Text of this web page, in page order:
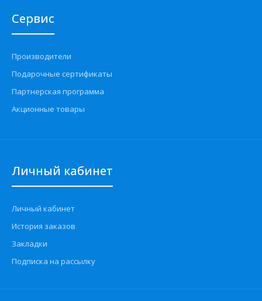
Сервис
Производители
Подарочные сертификаты
Партнерская программа
Акционные товары
Личный кабинет
Личный кабинет
История заказов
Закладки
Подписка на рассылку